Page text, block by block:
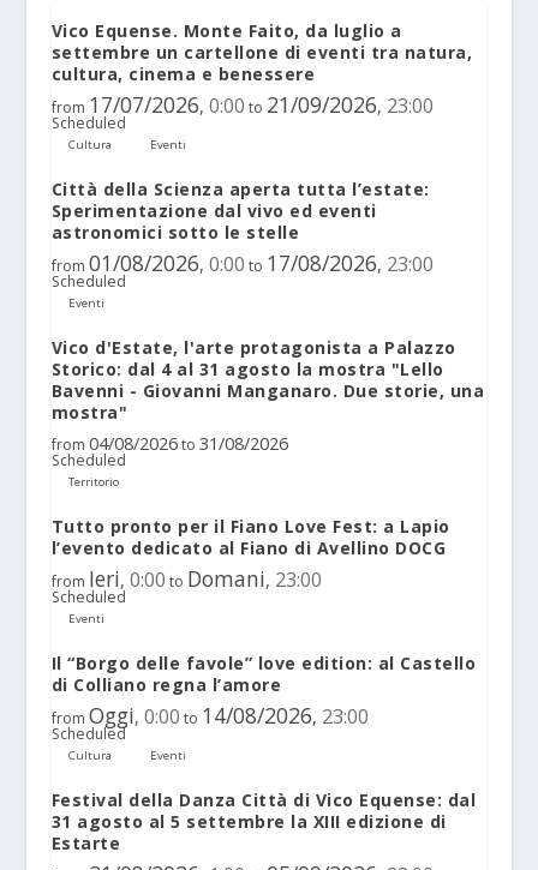
Vico Equense. Monte Faito, da luglio a
settembre un cartellone di eventi tra natura,
cultura, cinema e benessere
from 17/07/2026, 0:00 to 21/09/2026, 23:00
Scheduled
Cultura Eventi
Città della Scienza aperta tutta l’estate:
Sperimentazione dal vivo ed eventi
astronomici sotto le stelle
from 01/08/2026, 0:00 to 17/08/2026, 23:00
Scheduled
Eventi
Vico d'Estate, l'arte protagonista a Palazzo
Storico: dal 4 al 31 agosto la mostra "Lello
Bavenni - Giovanni Manganaro. Due storie, una
mostra"
from 04/08/2026 to 31/08/2026
Scheduled
Territorio
Tutto pronto per il Fiano Love Fest: a Lapio
l’evento dedicato al Fiano di Avellino DOCG
from Ieri, 0:00 to Domani, 23:00
Scheduled
Eventi
Il “Borgo delle favole” love edition: al Castello
di Colliano regna l’amore
from Oggi, 0:00 to 14/08/2026, 23:00
Scheduled
Cultura Eventi
Festival della Danza Città di Vico Equense: dal
31 agosto al 5 settembre la XIII edizione di
Estarte